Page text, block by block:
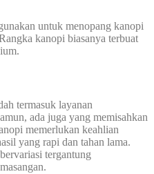
untuk menopang kanopi
kanopi biasanya terbuat
termasuk layanan
ada juga yang memisahkan
memerlukan keahlian
yang rapi dan tahan lama.
tergantung